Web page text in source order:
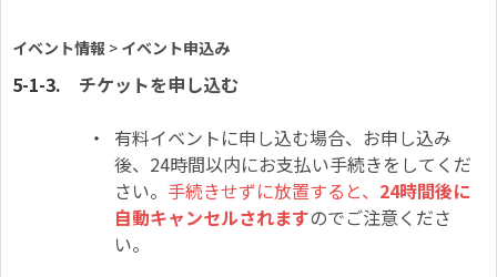
イベント情報 > イベント申込み
チケットを申し込む
有料イベントに申し込む場合、お申し込み
後、24時間以内にお支払い手続きをしてくだ
さい。 手続きせずに放置すると、 24時間後に
自動キャンセルされますのでご注意くださ
い。